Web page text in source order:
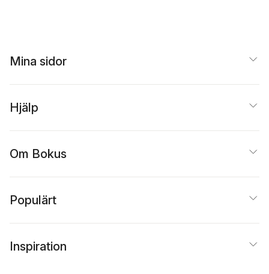
Mina sidor
Hjälp
Om Bokus
Populärt
Inspiration